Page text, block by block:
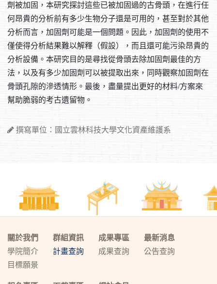
劑被加固，本研究探討這些已被加固過的古骨頭，在進行任
何昂貴的分析前有多少生物分子還是可用的，甚至對於其他
分析而言，加固劑可能是一個問題。因此，加固劑的使用不
僅使得分析結果難以解釋（假設），而且還可能污染昂貴的
分析設備。本研究目的是尋找從骨頭去除加固劑最佳的方
法，以及有多少加固劑可以被提取出來，同時觀察加固劑在
骨頭孔隙的滲透情形。最後，盡量提出更好的材料/方案來
幫助脆弱的考古遺留物。
撰寫單位：國立雲林科技大學文化資產維護系
關於我們
學院簡介
目標願景
群組資訊
計畫查詢
成果專區
成果查詢
最新消息
公告查詢